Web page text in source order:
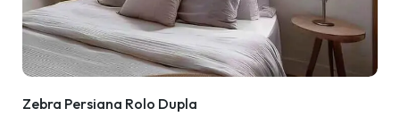
Zebra Persiana Rolo Dupla